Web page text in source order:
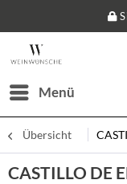
Menü
Übersicht
CASTILLO DE